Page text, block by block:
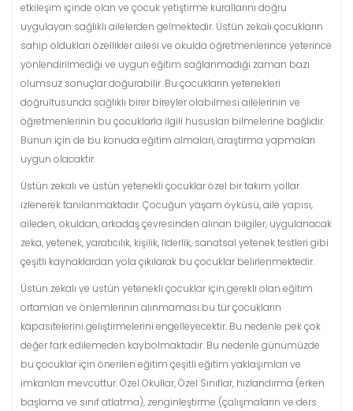
etkileşim içinde olan ve çocuk yetiştirme kurallarını doğru
uygulayan sağlıklı ailelerden gelmektedir. Üstün zekalı çocukların
sahip oldukları özellikler ailesi ve okulda öğretmenlerince yeterince
yönlendirilmediği ve uygun eğitim sağlanmadığı zaman bazı
olumsuz sonuçlar doğurabilir. Bu çocukların yetenekleri
doğrultusunda sağlıklı birer bireyler olabilmesi ailelerinin ve
öğretmenlerinin bu çocuklarla ilgili hususları bilmelerine bağlıdır.
Bunun için de bu konuda eğitim almaları, araştırma yapmaları
uygun olacaktır.
Üstün zekalı ve üstün yetenekli çocuklar özel bir takım yollar
izlenerek tanılanmaktadır. Çocuğun yaşam öyküsü, aile yapısı,
aileden, okuldan, arkadaş çevresinden alınan bilgiler, uygulanacak
zeka, yetenek, yaratıcılık, kişilik, liderlik, sanatsal yetenek testleri gibi
çeşitli kaynaklardan yola çıkılarak bu çocuklar belirlenmektedir.
Üstün zekalı ve üstün yetenekli çocuklar için gerekli olan eğitim
ortamları ve önlemlerinin alınmaması bu tür çocukların
kapasitelerini geliştirmelerini engelleyecektir. Bu nedenle pek çok
değer fark edilemeden kaybolmaktadır. Bu nedenle günümüzde
bu çocuklar için önerilen eğitim çeşitli eğitim yaklaşımları ve
imkanları mevcuttur. Özel Okullar, Özel Sınıflar, hızlandırma (erken
başlama ve sınıf atlatma), zenginleştirme (çalışmaların ve ders